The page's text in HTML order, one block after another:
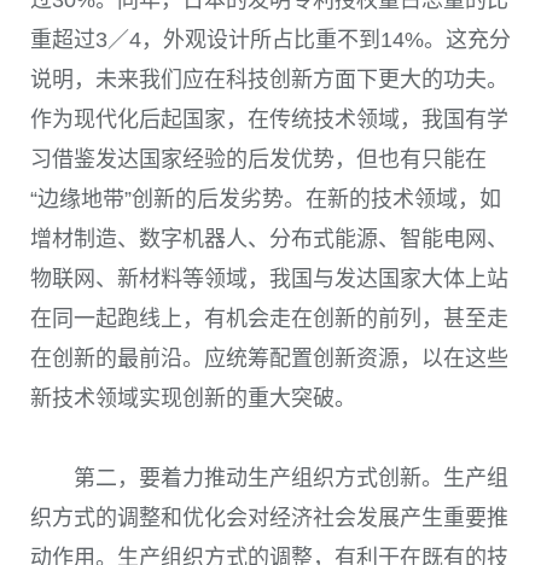
重超过3／4，外观设计所占比重不到14%。这充分
说明，未来我们应在科技创新方面下更大的功夫。
作为现代化后起国家，在传统技术领域，我国有学
习借鉴发达国家经验的后发优势，但也有只能在
“边缘地带”创新的后发劣势。在新的技术领域，如
增材制造、数字机器人、分布式能源、智能电网、
物联网、新材料等领域，我国与发达国家大体上站
在同一起跑线上，有机会走在创新的前列，甚至走
在创新的最前沿。应统筹配置创新资源，以在这些
新技术领域实现创新的重大突破。
第二，要着力推动生产组织方式创新。生产组
织方式的调整和优化会对经济社会发展产生重要推
动作用。生产组织方式的调整，有利于在既有的技